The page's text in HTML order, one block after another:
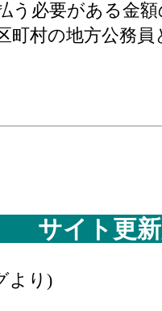
う必要がある金
町村の地方公務
サイト更
より)